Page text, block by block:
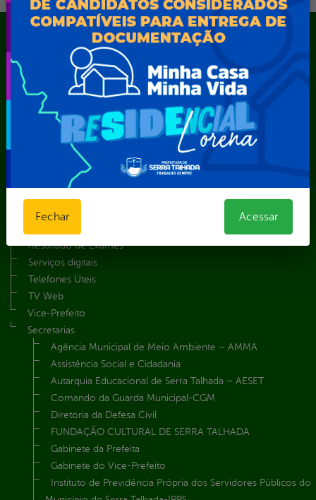
Mapa do Site
Acesso ao Portal do Contribuinte
Agendamento CastroMóvel
Área do Servidor
Cadastro Cultural
Dados abertos
Glossário
Resultado de Exames
Serviços digitais
Telefones Úteis
TV Web
Vice-Prefeito
Secretarias
Agência Municipal de Meio Ambiente – AMMA
Assistência Social e Cidadania
Autarquia Educacional de Serra Talhada – AESET
Comando da Guarda Municipal-CGM
Diretoria da Defesa Civil
FUNDAÇÃO CULTURAL DE SERRA TALHADA
Gabinete da Prefeita
Gabinete do Vice-Prefeito
Instituto de Previdência Própria dos Servidores Públicos do
Fechar Acessar